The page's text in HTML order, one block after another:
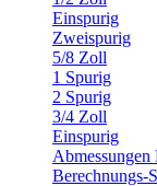
Einspurig
Zweispurig
5/8 Zoll
1 Spurig
2 Spurig
3/4 Zoll
Einspurig
Berechnungs-